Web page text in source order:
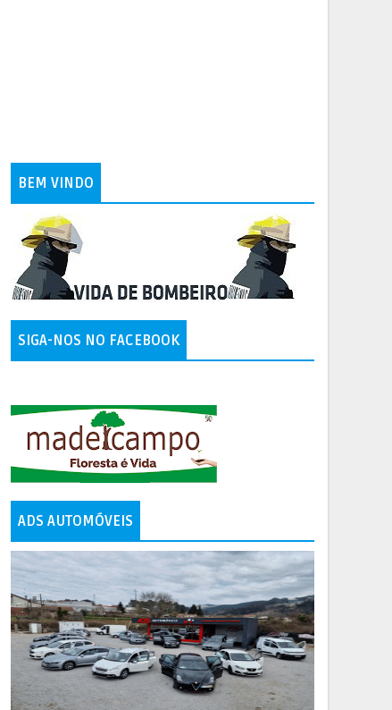
BEM VINDO
SIGA-NOS NO FACEBOOK
ADS AUTOMÓVEIS